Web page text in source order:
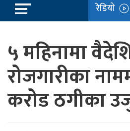
रेडियो
५ महिनामा
रोजगारीका
करोड ठगीका